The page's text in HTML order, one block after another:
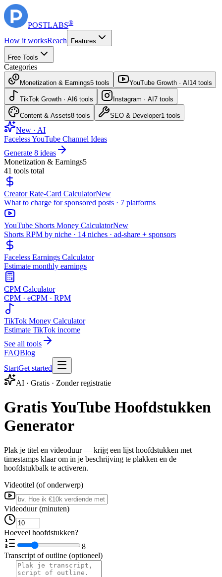
POSTLABS®
How it worksReach Features
Free Tools
Categories
Monetization & Earnings5 tools YouTube Growth · AI 14 tools
TikTok Growth · AI 6 tools Instagram · AI 7 tools
Content & Assets8 tools SEO & Developer1 tools
New · AI
Faceless YouTube Channel Ideas
Generate 8 ideas
Monetization & Earnings5
41 tools total
Creator Rate-Card CalculatorNew
What to charge for sponsored posts · 7 platforms
YouTube Shorts Money CalculatorNew
Shorts RPM by niche · 14 niches · ad-share + sponsors
Faceless Earnings Calculator
Estimate monthly earnings
CPM Calculator
CPM · eCPM · RPM
TikTok Money Calculator
Estimate TikTok income
See all tools
FAQBlog
StartGet started
AI · Gratis · Zonder registratie
Gratis YouTube Hoofdstukken
Generator
Plak je titel en videoduur — krijg een lijst hoofdstukken met
timestamps klaar om in je beschrijving te plakken en de
hoofdstukbalk te activeren.
Videotitel (of onderwerp)
Videoduur (minuten)
Hoeveel hoofdstukken?
8
Transcript of outline (optioneel)